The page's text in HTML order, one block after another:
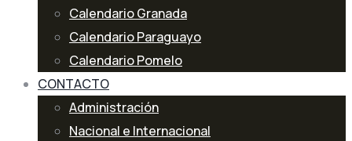
Calendario Granada
Calendario Paraguayo
Calendario Pomelo
CONTACTO
Administración
Nacional e Internacional